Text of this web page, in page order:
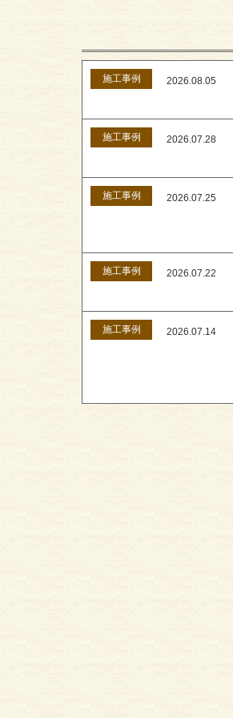
施工事例 2026.08.05
施工事例 2026.07.28
施工事例 2026.07.25
施工事例 2026.07.22
施工事例 2026.07.14